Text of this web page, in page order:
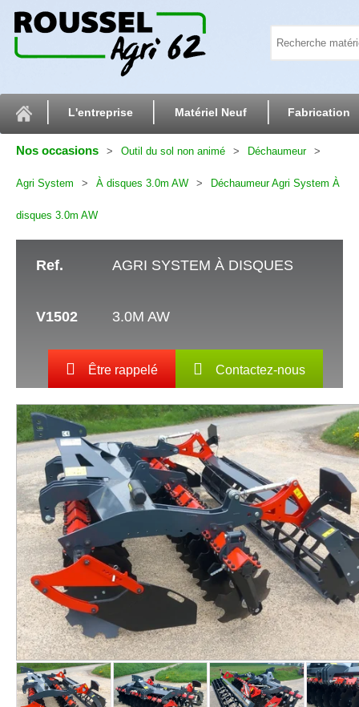
L'entreprise Matériel Neuf Fabrication
Nos occasions Outil du sol non animé Déchaumeur
Agri System À disques 3.0m AW Déchaumeur Agri System À
disques 3.0m AW
AGRI SYSTEM À DISQUES
3.0M AW
Ref.
V1502
Être rappelé Contactez-nous